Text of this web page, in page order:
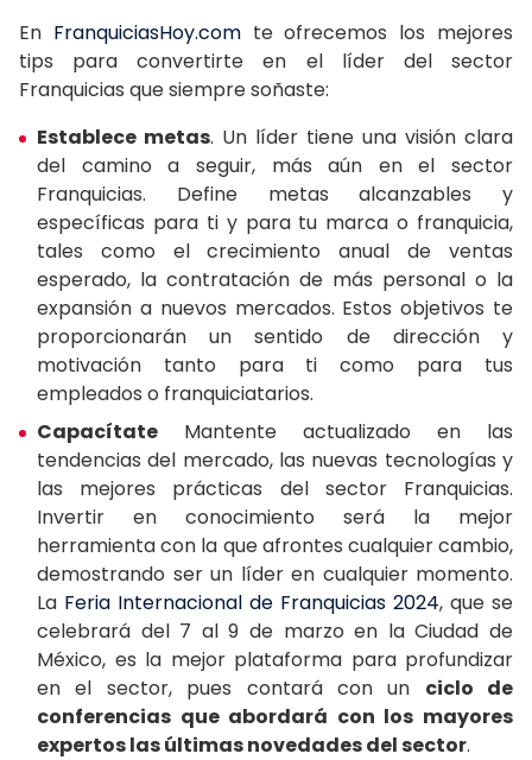
En FranquiciasHoy.comte ofrecemos los mejores
tips para convertirte en el líder del sector
Franquicias que siempre soñaste:
Establece metas. Un líder tiene una visión clara
del camino a seguir, más aún en el sector
Franquicias. Define metas alcanzables y
específicas para ti y para tu marca o franquicia,
tales como el crecimiento anual de ventas
esperado, la contratación de más personal o la
expansión a nuevos mercados. Estos objetivos te
proporcionarán un sentido de dirección y
motivación tanto para ti como para tus
empleados o franquiciatarios.
Capacítate Mantente actualizado en las
tendencias del mercado, las nuevas tecnologías y
las mejores prácticas del sector Franquicias.
Invertir en conocimiento será la mejor
herramienta con la que afrontes cualquier cambio,
demostrando ser un líder en cualquier momento.
La Feria Internacional de Franquicias 2024, que se
celebrará del 7 al 9 de marzo en la Ciudad de
México, es la mejor plataforma para profundizar
en el sector, pues contará con un ciclo de
conferencias que abordará con los mayores
expertos las últimas novedades del sector.